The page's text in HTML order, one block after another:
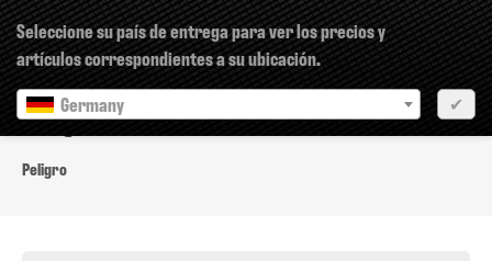
Seleccione su país de entrega para ver los precios y
artículos correspondientes a su ubicación.
Germany
✔
Peligro
Peligro